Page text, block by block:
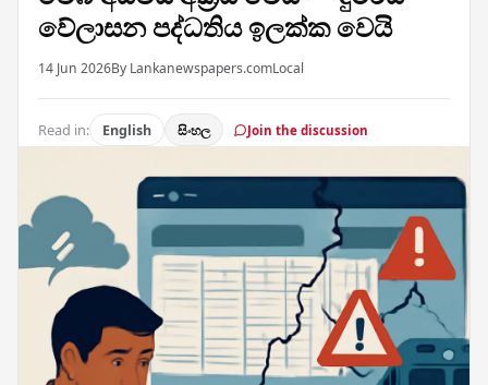
වේලාසන පද්ධතිය ඉලක්ක වෙයි
14 Jun 2026By Lankanewspapers.comLocal
Read in: English සිංහල Join the discussion